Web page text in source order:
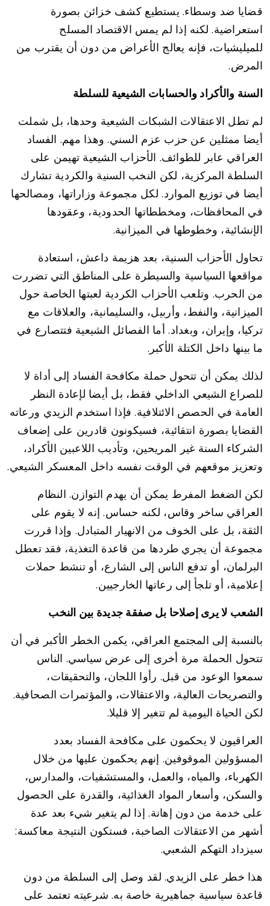
قضايا ضد وسطاء. يستطيع كشف خزائن بصورة
استعراضية. لكنه إذا لم يمس الاقتصاد المسلح
للميليشيات، فإنه يعالج الأعراض من دون أن يقترب من
المرض.
السنة والأكراد والحسابات الشيعية للسلطة
لم تطل الاعتقالات الشبكات الشيعية وحدها، بل شملت
أيضا ممثلين عن حزب عزم السني. وهذا مهم. الفساد
العراقي عابر للطوائف. الأحزاب الشيعية تهيمن على
السلطة المركزية، لكن النخب السنية والكردية تشارك
أيضا في توزيع الموارد. لكل مجموعة وزاراتها، ومصالحها
في المحافظات، ومخططاتها الحدودية، وعقودها
الإنشائية، وخطوطها في الميزانية.
تحاول الأحزاب السنية، بعد هزيمة داعش، استعادة
مواقعها السياسية والسيطرة على المناطق التي تضررت
من الحرب. وتلعب الأحزاب الكردية لعبتها الخاصة حول
الميزانية، والنفط، وأربيل، والسليمانية، والعلاقات مع
تركيا، وإيران، وبغداد. أما الفصائل الشيعية فتتصارع في
ما بينها داخل الكتلة الأكبر.
لذلك يمكن أن تتحول حملة مكافحة الفساد إلى أداة لا
للصراع الشيعي الداخلي فقط، بل أيضا لإعادة النظر
العامة في الحصص الائتلافية. فإذا استخدم الزيدي ورعاته
القضايا بصورة انتقائية، فسيكونون قادرين على إضعاف
الشركاء السنة غير المريحين، وتأديب اللاعبين الأكراد،
وتعزيز موقعهم في الوقت نفسه داخل المعسكر الشيعي.
لكن الضغط المفرط يمكن أن يهدم التوازن. النظام
العراقي ساخر وقاس، لكنه حساس. إنه لا يقوم على
الثقة، بل على الخوف من الانهيار المتبادل. وإذا قررت
مجموعة أن يجري طردها من قاعدة التغذية، فقد تعطل
البرلمان، أو تدفع الناس إلى الشارع، أو تنشط حملات
إعلامية، أو تلجأ إلى رعاتها الخارجيين.
الشعب لا يرى إصلاحا بل صفقة جديدة بين النخب
بالنسبة إلى المجتمع العراقي، يكمن الخطر الأكبر في أن
تتحول الحملة مرة أخرى إلى عرض سياسي. الناس
سمعوا الوعود من قبل. رأوا اللجان، والتحقيقات،
والتصريحات العالية، والاعتقالات، والمؤتمرات الصحافية.
لكن الحياة اليومية لم تتغير إلا قليلا.
العراقيون لا يحكمون على مكافحة الفساد بعدد
المسؤولين الموقوفين. إنهم يحكمون عليها من خلال
الكهرباء، والمياه، والعمل، والمستشفيات، والمدارس،
والسكن، وأسعار المواد الغذائية، والقدرة على الحصول
على خدمة من دون إهانة. إذا لم يتغير شيء بعد عدة
أشهر من الاعتقالات الصاخبة، فستكون النتيجة معاكسة:
سيزداد التهكم الشعبي.
هذا خطر على الزيدي. لقد وصل إلى السلطة من دون
قاعدة سياسية جماهيرية خاصة به. شرعيته تعتمد على